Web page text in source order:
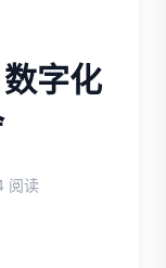
字化
阅读